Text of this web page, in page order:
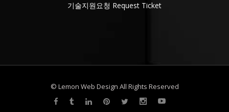
기술지원요청 Request Ticket
© Lemon Web Design All Rights Reserved